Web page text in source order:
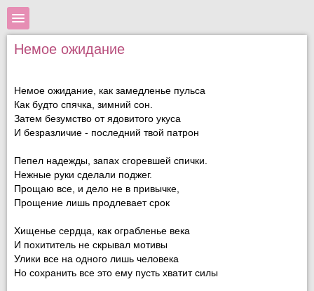
Немое ожидание
Немое ожидание, как замедленье пульса
Как будто спячка, зимний сон.
Затем безумство от ядовитого укуса
И безразличие - последний твой патрон
Пепел надежды, запах сгоревшей спички.
Нежные руки сделали поджег.
Прощаю все, и дело не в привычке,
Прощение лишь продлевает срок
Хищенье сердца, как ограбленье века
И похититель не скрывал мотивы
Улики все на одного лишь человека
Но сохранить все это ему пусть хватит силы